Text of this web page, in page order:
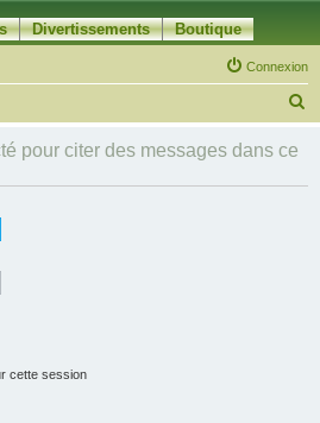
Divertissements Boutique
Connexion
h
pour citer des messages dans ce
cette session